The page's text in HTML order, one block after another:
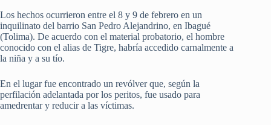
Los hechos ocurrieron entre el 8 y 9 de febrero en un
inquilinato del barrio San Pedro Alejandrino, en Ibagué
(Tolima). De acuerdo con el material probatorio, el hombre
conocido con el alias de Tigre, habría accedido carnalmente a
la niña y a su tío.
En el lugar fue encontrado un revólver que, según la
perfilación adelantada por los peritos, fue usado para
amedrentar y reducir a las víctimas.